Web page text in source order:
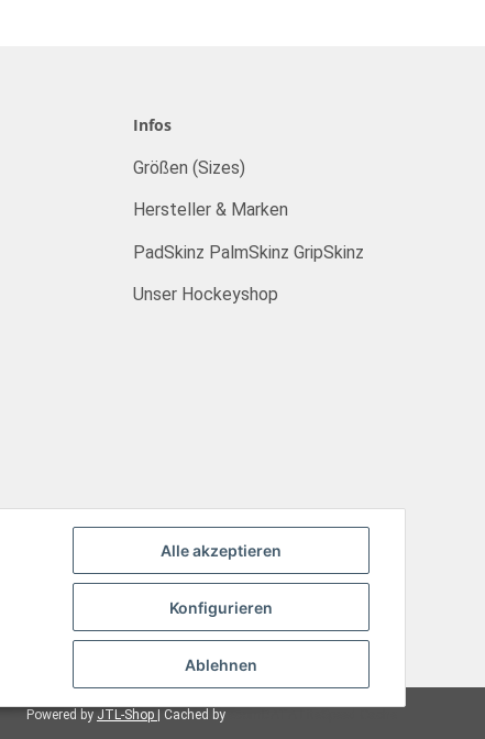
Alle akzeptieren
Konfigurieren
Ablehnen
Infos
Größen (Sizes)
Hersteller & Marken
PadSkinz PalmSkinz GripSkinz
Unser Hockeyshop
Powered by JTL-Shop | Cached by